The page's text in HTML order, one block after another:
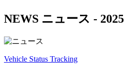
NEWS ニュース -
Vehicle Status Tracking